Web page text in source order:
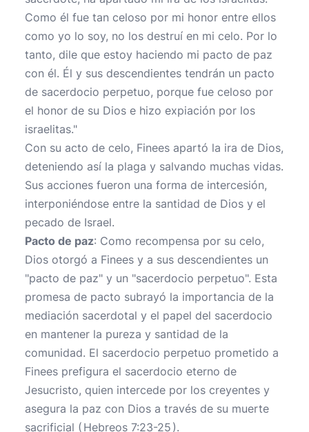
Como él fue tan celoso por mi honor entre ellos
como yo lo soy, no los destruí en mi celo. Por lo
tanto, dile que estoy haciendo mi pacto de paz
con él. Él y sus descendientes tendrán un pacto
de sacerdocio perpetuo, porque fue celoso por
el honor de su Dios e hizo expiación por los
israelitas."
Con su acto de celo, Finees apartó la ira de Dios,
deteniendo así la plaga y salvando muchas vidas.
Sus acciones fueron una forma de intercesión,
interponiéndose entre la santidad de Dios y el
pecado de Israel.
Pacto de paz: Como recompensa por su celo,
Dios otorgó a Finees y a sus descendientes un
"pacto de paz" y un "sacerdocio perpetuo". Esta
promesa de pacto subrayó la importancia de la
mediación sacerdotal y el papel del sacerdocio
en mantener la pureza y santidad de la
comunidad. El sacerdocio perpetuo prometido a
Finees prefigura el sacerdocio eterno de
Jesucristo, quien intercede por los creyentes y
asegura la paz con Dios a través de su muerte
sacrificial ( Hebreos 7:23-25 ).